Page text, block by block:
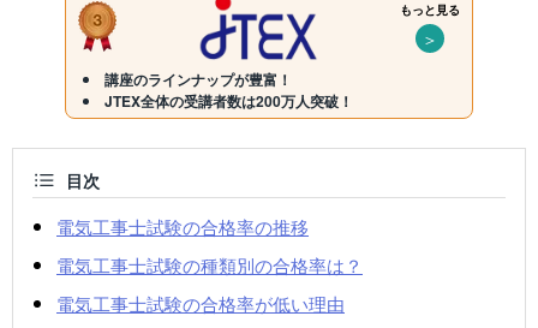
もっと見る
＞
講座のラインナップが豊富！
JTEX全体の受講者数は200万人突破！
目次
電気工事士試験の合格率の推移
電気工事士試験の種類別の合格率は？
電気工事士試験の合格率が低い理由